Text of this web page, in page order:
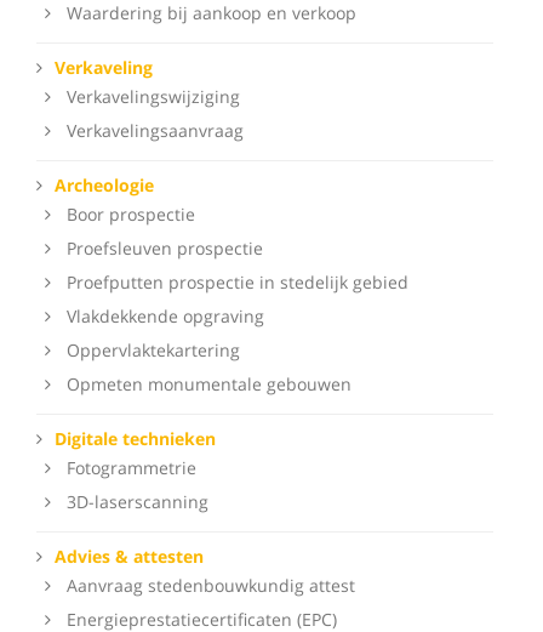
Waardering bij aankoop en verkoop
Verkaveling
Verkavelingswijziging
Verkavelingsaanvraag
Archeologie
Boor prospectie
Proefsleuven prospectie
Proefputten prospectie in stedelijk gebied
Vlakdekkende opgraving
Oppervlaktekartering
Opmeten monumentale gebouwen
Digitale technieken
Fotogrammetrie
3D-laserscanning
Advies & attesten
Aanvraag stedenbouwkundig attest
Energieprestatiecertificaten (EPC)